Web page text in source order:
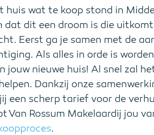
huis wat te koop stond in
dat dit een droom is die
Eerst ga je samen met de
Als alles in orde is
jouw nieuwe huis! Al snel zal
Dankzij onze
een scherp tarief voor de
Van Rossum Makelaardij jou
.